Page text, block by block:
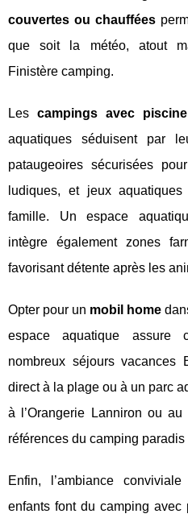
couvertes ou chauffées
que soit la météo, atout
Finistère camping.
Les campings avec
aquatiques séduisent par
pataugeoires sécurisées
ludiques, et jeux
famille. Un espace
intègre également zones
favorisant détente après les
Opter pour un mobil home
espace aquatique assure
nombreux séjours vacances
direct à la plage ou à un parc
à l’Orangerie Lanniron ou
références du camping
Enfin, l’ambiance
enfants font du camping avec